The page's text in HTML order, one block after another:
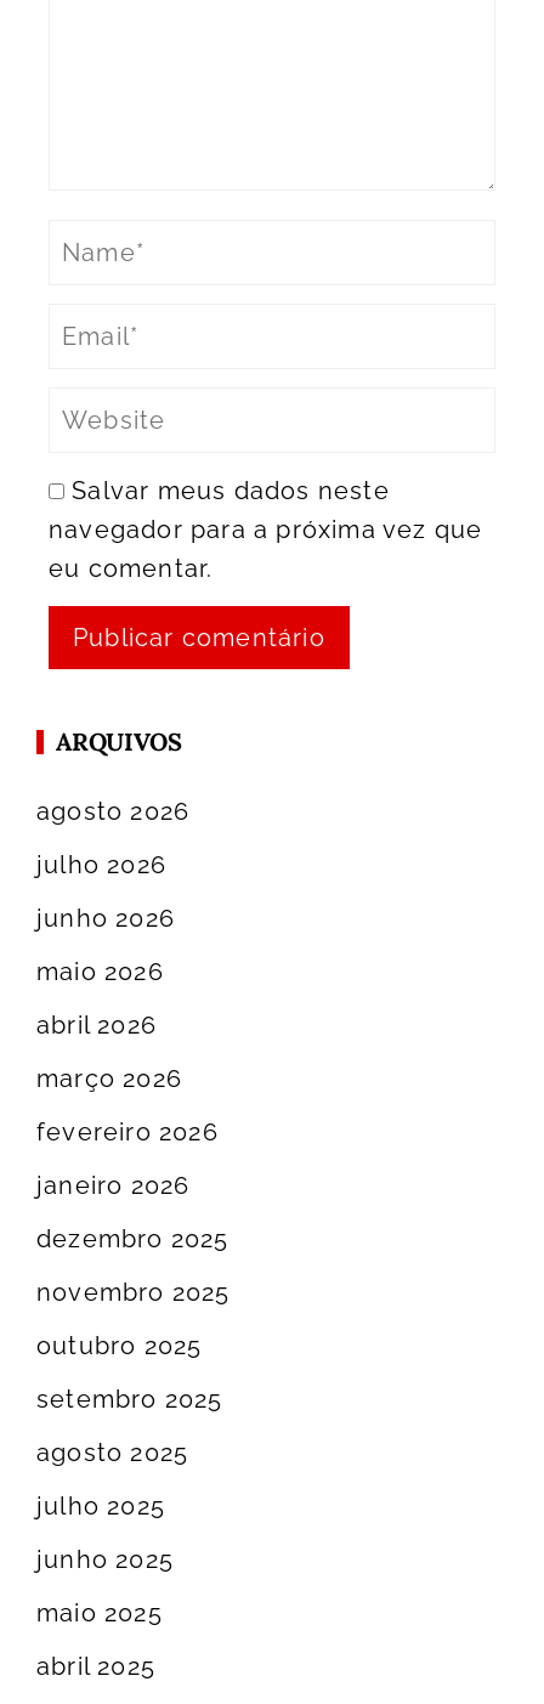
Salvar meus dados neste
navegador para a próxima vez que
eu comentar.
ARQUIVOS
agosto 2026
julho 2026
junho 2026
maio 2026
abril 2026
março 2026
fevereiro 2026
janeiro 2026
dezembro 2025
novembro 2025
outubro 2025
setembro 2025
agosto 2025
julho 2025
junho 2025
maio 2025
abril 2025